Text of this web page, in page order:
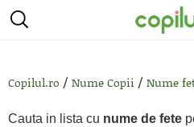
Copilul.ro / Nume Copii / Nume
Cauta in lista cu nume de fete